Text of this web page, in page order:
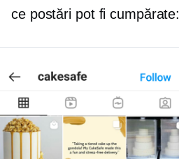
ce postări pot fi cumpărate: